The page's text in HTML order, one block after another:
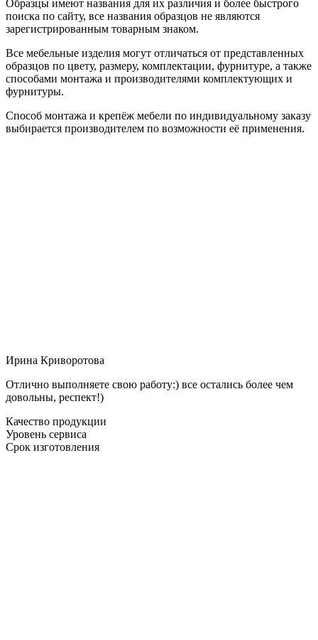
Образцы имеют названия для их различия и более быстрого
поиска по сайту, все названия образцов не являются
зарегистрированным товарным знаком.
Все мебельные изделия могут отличаться от представленных
образцов по цвету, размеру, комплектации, фурнитуре, а также
способами монтажа и производителями комплектующих и
фурнитуры.
Способ монтажа и крепёж мебели по индивидуальному заказу
выбирается производителем по возможности её применения.
Ирина Криворотова
Отлично выполняете свою работу:) все остались более чем
довольны, респект!)
Качество продукции
Уровень сервиса
Срок изготовления